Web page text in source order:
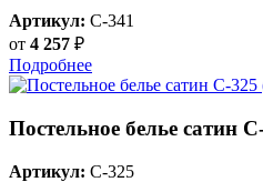
Артикул: C-341
от 4 257 ₽
Подробнее
Постельное белье сатин
Артикул: C-325